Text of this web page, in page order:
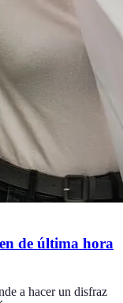
de última hora
a hacer un disfraz